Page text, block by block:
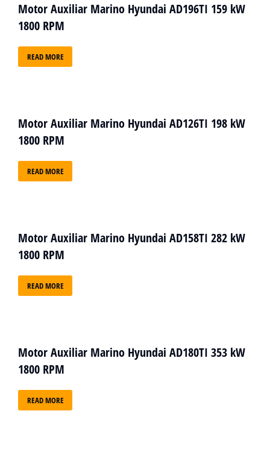
Motor Auxiliar Marino Hyundai AD196TI 159 kW
1800 RPM
READ MORE
Motor Auxiliar Marino Hyundai AD126TI 198 kW
1800 RPM
READ MORE
Motor Auxiliar Marino Hyundai AD158TI 282 kW
1800 RPM
READ MORE
Motor Auxiliar Marino Hyundai AD180TI 353 kW
1800 RPM
READ MORE